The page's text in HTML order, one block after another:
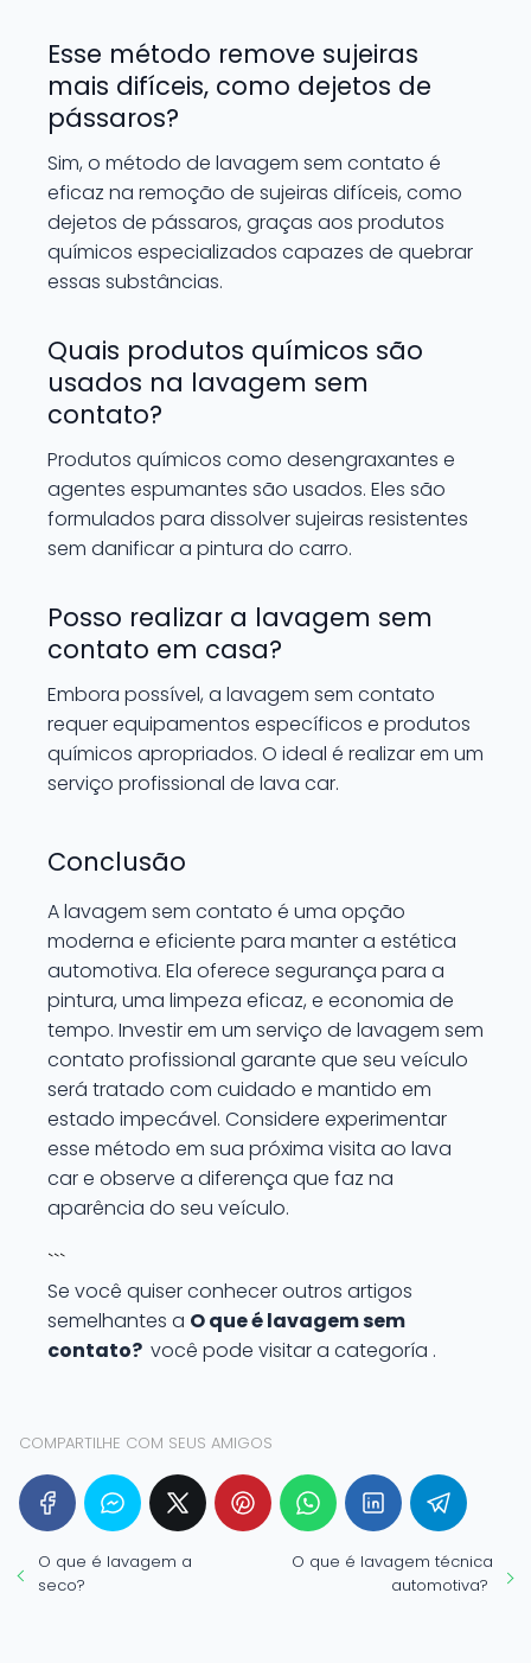
Esse método remove sujeiras
mais difíceis, como dejetos de
pássaros?
Sim, o método de lavagem sem contato é
eficaz na remoção de sujeiras difíceis, como
dejetos de pássaros, graças aos produtos
químicos especializados capazes de quebrar
essas substâncias.
Quais produtos químicos são
usados na lavagem sem
contato?
Produtos químicos como desengraxantes e
agentes espumantes são usados. Eles são
formulados para dissolver sujeiras resistentes
sem danificar a pintura do carro.
Posso realizar a lavagem sem
contato em casa?
Embora possível, a lavagem sem contato
requer equipamentos específicos e produtos
químicos apropriados. O ideal é realizar em um
serviço profissional de lava car.
Conclusão
A lavagem sem contato é uma opção
moderna e eficiente para manter a estética
automotiva. Ela oferece segurança para a
pintura, uma limpeza eficaz, e economia de
tempo. Investir em um serviço de lavagem sem
contato profissional garante que seu veículo
será tratado com cuidado e mantido em
estado impecável. Considere experimentar
esse método em sua próxima visita ao lava
car e observe a diferença que faz na
aparência do seu veículo.
```
Se você quiser conhecer outros artigos
semelhantes a O que é lavagem sem
contato? você pode visitar a categoría .
COMPARTILHE COM SEUS AMIGOS
O que é lavagem a
seco?
O que é lavagem técnica
automotiva?